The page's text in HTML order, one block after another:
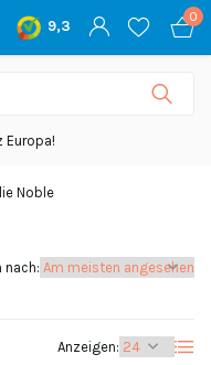
9,3
0
Europa!
Noble
Anzeigen:
nach: